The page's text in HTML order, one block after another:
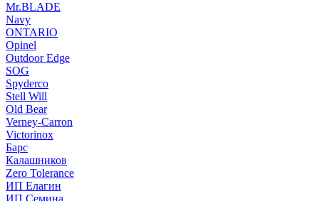
Mr.BLADE
Navy
ONTARIO
Opinel
Outdoor Edge
SOG
Spyderco
Stell Will
Old Bear
Verney-Carron
Victorinox
Барс
Калашников
Zero Tolerance
ИП Елагин
ИП Семина